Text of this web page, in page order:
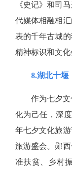
《史记》和司
代媒体相融相
表的千年古城
精神标识和文化
8.湖北十堰
作为七夕
化为己任，深
年七夕文化旅
旅游盛会。郧
准扶贫、乡村